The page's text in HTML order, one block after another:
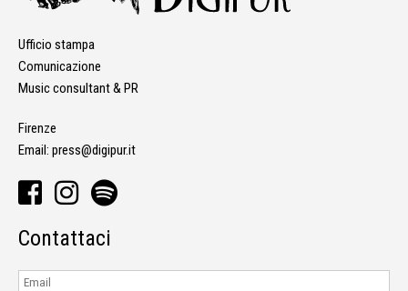
Ufficio stampa
Comunicazione
Music consultant & PR
Firenze
Email: press@digipur.it
Contattaci